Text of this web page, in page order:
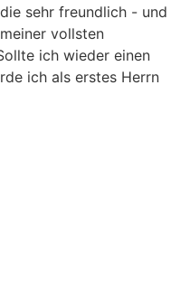
sehr freundlich - und
vollsten
ich wieder einen
ich als erstes Herrn